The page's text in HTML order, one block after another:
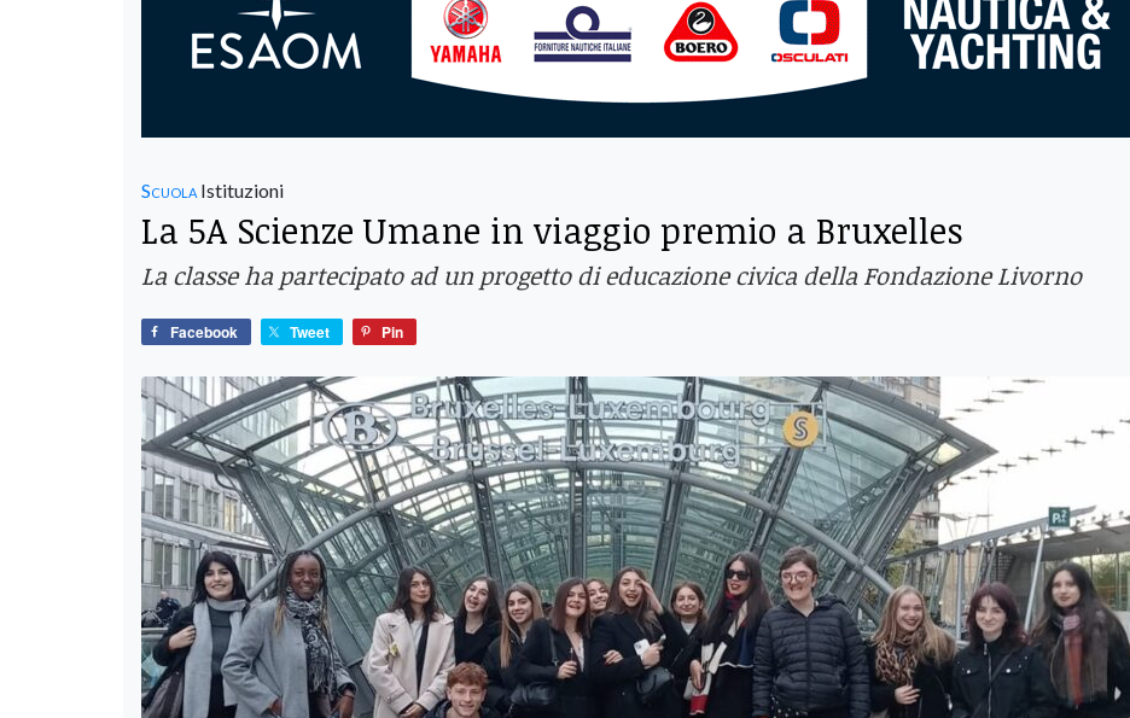
Scuola Istituzioni
La 5A Scienze Umane in viaggio premio a Bruxelles
La classe ha partecipato ad un progetto di educazione civica della Fondazione Livorno
Facebook Tweet Pin